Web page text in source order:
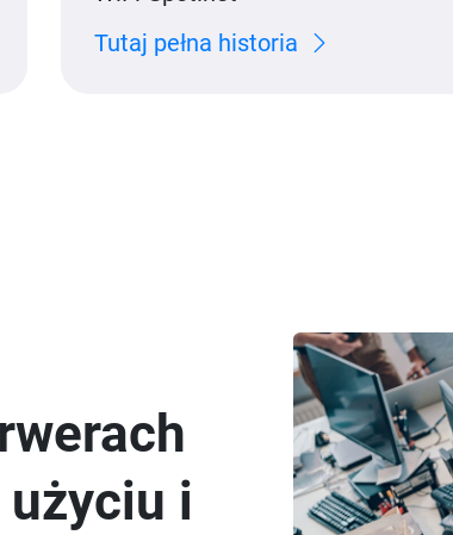
Tutaj pełna historia
użyciu i